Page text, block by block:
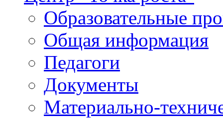
Образовательные
Общая информация
Педагоги
Документы
Материально-